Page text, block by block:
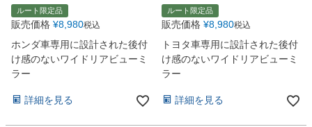
ルート限定品
販売価格 ¥8,980税込
ホンダ車専用に設計された後付
け感のないワイドリアビューミ
ラー
詳細を見る
ルート限定品
販売価格 ¥8,980税込
トヨタ車専用に設計された後付
け感のないワイドリアビューミ
ラー
詳細を見る